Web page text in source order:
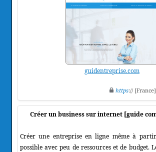
guidentreprise.com
https://
Créer un business sur internet [guide
Créer une entreprise en ligne même à
possible avec peu de ressources et de budget.